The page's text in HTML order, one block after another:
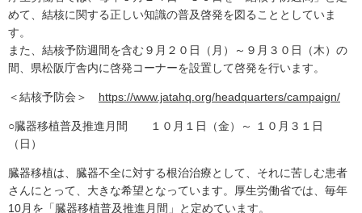
めて、結核に関する正しい知識の普及啓発を図ることとしていま
す。
また、結核予防週間を含む９月２０日（月）～９月３０日（木）の
間、県松阪庁舎内に啓発コーナーを設置して啓発を行います。
＜結核予防会＞ https://www.jatahq.org/headquarters/campaign/
○臓器移植普及推進月間 １０月１日（金）～ １０月３１日
（日）
臓器移植は、臓器不全に対する根治治療として、それに苦しむ患者
さんにとって、大きな希望となっています。厚生労働省では、毎年
10月を「臓器移植普及推進月間」と定めています。